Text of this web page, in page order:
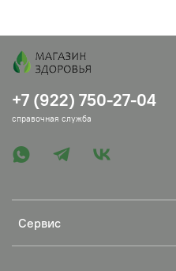
Сервис
+7 (922) 750-27-04
справочная служба